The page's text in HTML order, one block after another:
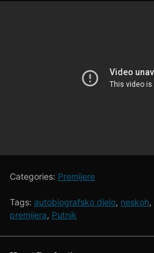
Categories: Premijere
Tags: autobiografsko djelo, neskoh,
premijera, Putnik